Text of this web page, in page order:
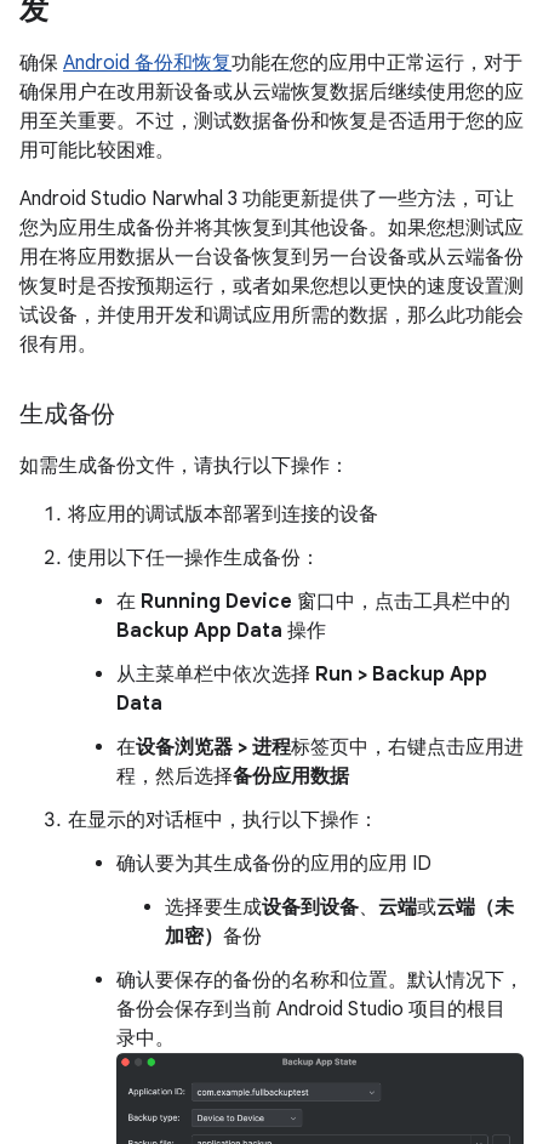
发
确保 Android 备份和恢复功能在您的应用中正常运行，对于
确保用户在改用新设备或从云端恢复数据后继续使用您的应
用至关重要。不过，测试数据备份和恢复是否适用于您的应
用可能比较困难。
Android Studio Narwhal 3 功能更新提供了一些方法，可让
您为应用生成备份并将其恢复到其他设备。如果您想测试应
用在将应用数据从一台设备恢复到另一台设备或从云端备份
恢复时是否按预期运行，或者如果您想以更快的速度设置测
试设备，并使用开发和调试应用所需的数据，那么此功能会
很有用。
生成备份
如需生成备份文件，请执行以下操作：
将应用的调试版本部署到连接的设备
使用以下任一操作生成备份：
在 Running Device 窗口中，点击工具栏中的
Backup App Data 操作
从主菜单栏中依次选择 Run > Backup App
Data
在设备浏览器 > 进程标签页中，右键点击应用进
程，然后选择备份应用数据
在显示的对话框中，执行以下操作：
确认要为其生成备份的应用的应用 ID
选择要生成设备到设备、 云端或云端（未
加密） 备份
确认要保存的备份的名称和位置。默认情况下，
备份会保存到当前 Android Studio 项目的根目
录中。